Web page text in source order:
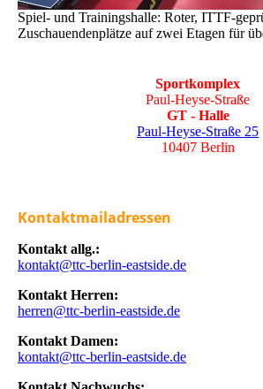
Spiel- und Trainingshalle: Roter, ITTF-
Zuschauendenplätze auf zwei Etagen für
Sportkomplex
Paul-Heyse-Straße
GT - Halle
Paul-Heyse-Straße 25
10407 Berlin
Kontaktmailadressen
Kontakt allg.:
kontakt@ttc-berlin-eastside.de
Kontakt Herren:
herren@ttc-berlin-eastside.de
Kontakt Damen:
kontakt@ttc-berlin-eastside.de